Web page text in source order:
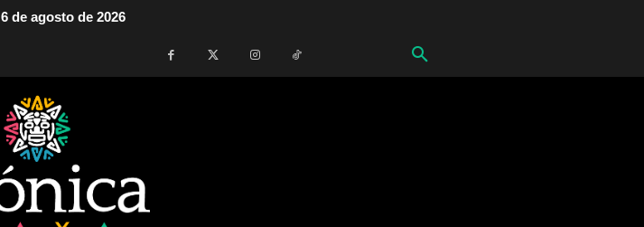
de agosto de 2026